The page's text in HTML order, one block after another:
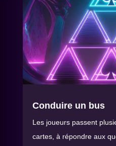
Conduire un bus
Les joueurs passent
cartes, à répondre aux